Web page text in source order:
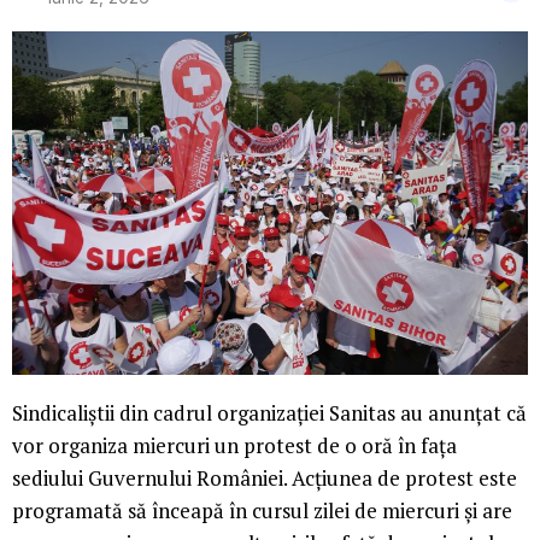
Sindicaliştii din cadrul organizaţiei Sanitas au anunţat că
vor organiza miercuri un protest de o oră în faţa
sediului Guvernului României. Acţiunea de protest este
programată să înceapă în cursul zilei de miercuri şi are